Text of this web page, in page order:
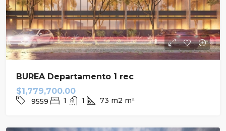
BUREA Departamento 1 rec
$1,779,700.00
9559 1 1 73 m2 m²